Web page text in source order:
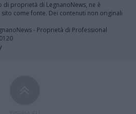
proprietà di LegnanoNews, ne è
come fonte. Dei contenuti non originali
- Proprietà di Professional